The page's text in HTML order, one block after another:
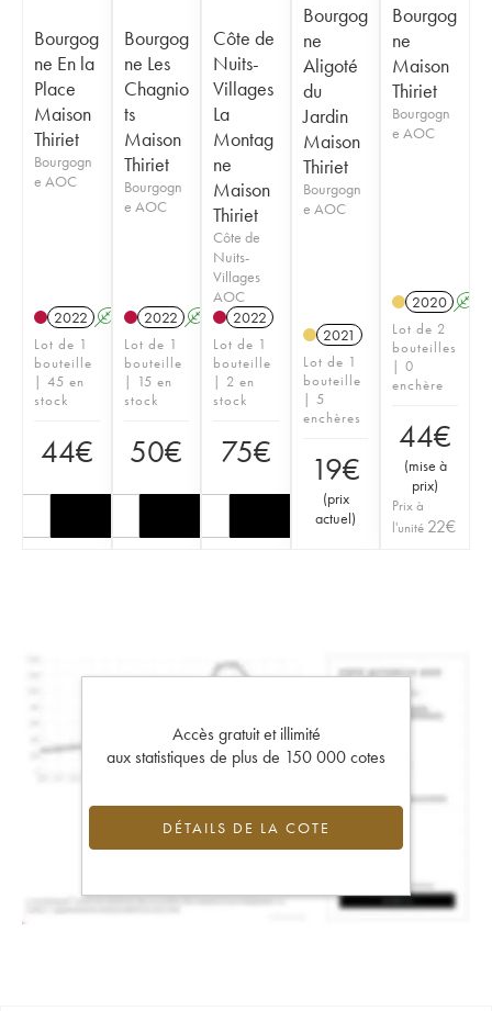
Bourgog
ne En la
Place
Maison
Thiriet
Bourgogn
e AOC
2022 A K
Lot de 1
bouteille
| 45 en
stock
44€
Bourgog
ne Les
Chagnio
ts
Maison
Thiriet
Bourgogn
e AOC
2022 A
Lot de 1
bouteille
| 15 en
stock
50€
Côte de
Nuits-
Villages
La
Montag
ne
Maison
Thiriet
Côte de
Nuits-
Villages
AOC
2022
Lot de 1
bouteille
| 2 en
stock
75€
Bourgog
ne
Aligoté
du
Jardin
Maison
Thiriet
Bourgogn
e AOC
2021
Lot de 1
bouteille
| 5
enchères
19€
(prix
actuel)
Bourgog
ne
Maison
Thiriet
Bourgogn
e AOC
2020 A
Lot de 2
bouteilles
| 0
enchère
44€
(mise à
prix)
Prix à
l'unité 22€
Accès gratuit et illimité
aux statistiques de plus de 150 000 cotes
DÉTAILS DE LA COTE